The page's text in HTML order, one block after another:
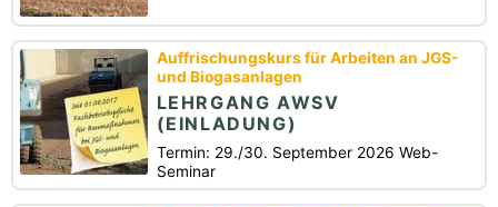
Auffrischungskurs für Arbeiten an JGS-
und Biogasanlagen
LEHRGANG AWSV
(EINLADUNG)
Termin: 29./30. September 2026 Web-
Seminar